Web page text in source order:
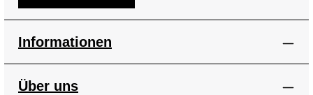
Informationen
Über uns